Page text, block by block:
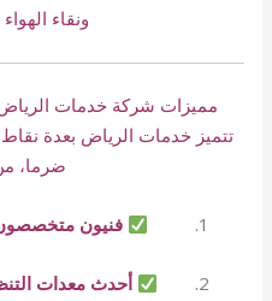
ونقاء
مميزات شركة خدمات
تتميز خدمات الرياض بعدة نقاط
ضرما،
فنيون
أحدث معدات